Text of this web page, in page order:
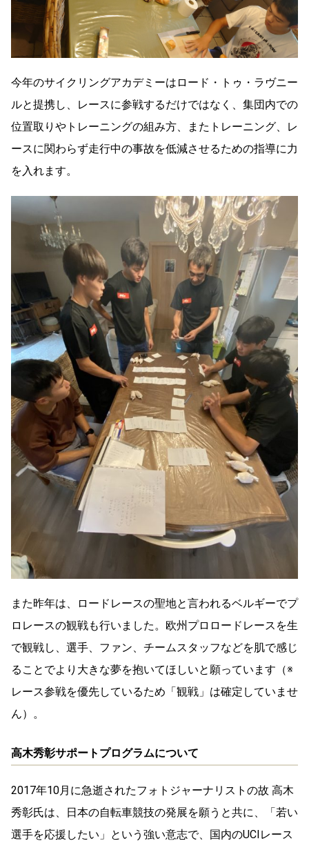
今年のサイクリングアカデミーはロード・トゥ・ラヴニー
ルと提携し、レースに参戦するだけではなく、集団内での
位置取りやトレーニングの組み方、またトレーニング、レ
ースに関わらず走行中の事故を低減させるための指導に力
を入れます。
また昨年は、ロードレースの聖地と言われるベルギーでプ
ロレースの観戦も行いました。欧州プロロードレースを生
で観戦し、選手、ファン、チームスタッフなどを肌で感じ
ることでより大きな夢を抱いてほしいと願っています（※
レース参戦を優先しているため「観戦」は確定していませ
ん）。
高木秀彰サポートプログラムについて
2017年10月に急逝されたフォトジャーナリストの故 高木
秀彰氏は、日本の自転車競技の発展を願うと共に、「若い
選手を応援したい」という強い意志で、国内のUCIレース